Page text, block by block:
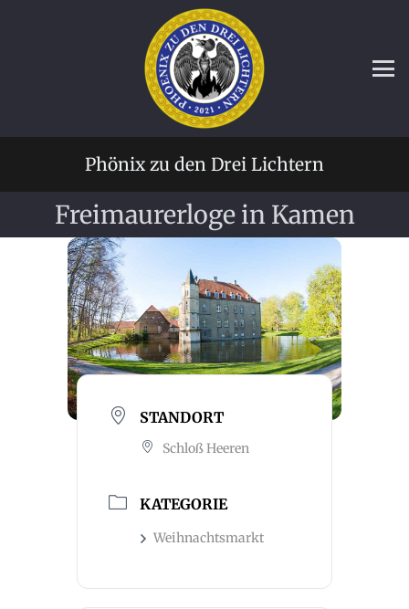
Phönix zu den Drei Lichtern
Freimaurerloge in Kamen
STANDORT
Schloß Heeren
KATEGORIE
Weihnachtsmarkt